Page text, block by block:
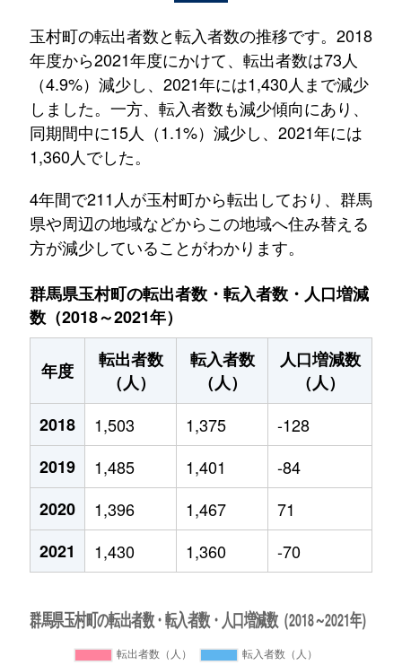
玉村町の転出者数と転入者数の推移です。2018
年度から2021年度にかけて、転出者数は73人
（4.9%）減少し、2021年には1,430人まで減少
しました。一方、転入者数も減少傾向にあり、
同期間中に15人（1.1%）減少し、2021年には
1,360人でした。
4年間で211人が玉村町から転出しており、群馬
県や周辺の地域などからこの地域へ住み替える
方が減少していることがわかります。
群馬県玉村町の転出者数・転入者数・人口増減
数（2018～2021年）
年度
転出者数
（人）
転入者数
（人）
人口増減数
（人）
2018
1,503 1,375
-128
2019
1,485 1,401
-84
2020
1,396 1,467
71
2021
1,430 1,360 -70